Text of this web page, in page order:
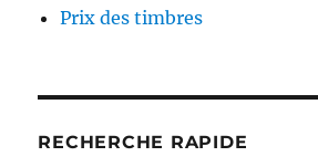
Prix des timbres
RECHERCHE RAPIDE